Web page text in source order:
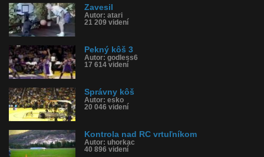
Zavesil
Autor: atari
21 209 videní
Pekný kôš 3
Autor: godless6
17 614 videní
Správny kôš
Autor: esko
20 046 videní
Kontrola nad RC vrtuľníkom
Autor: uhorkac
40 896 videní